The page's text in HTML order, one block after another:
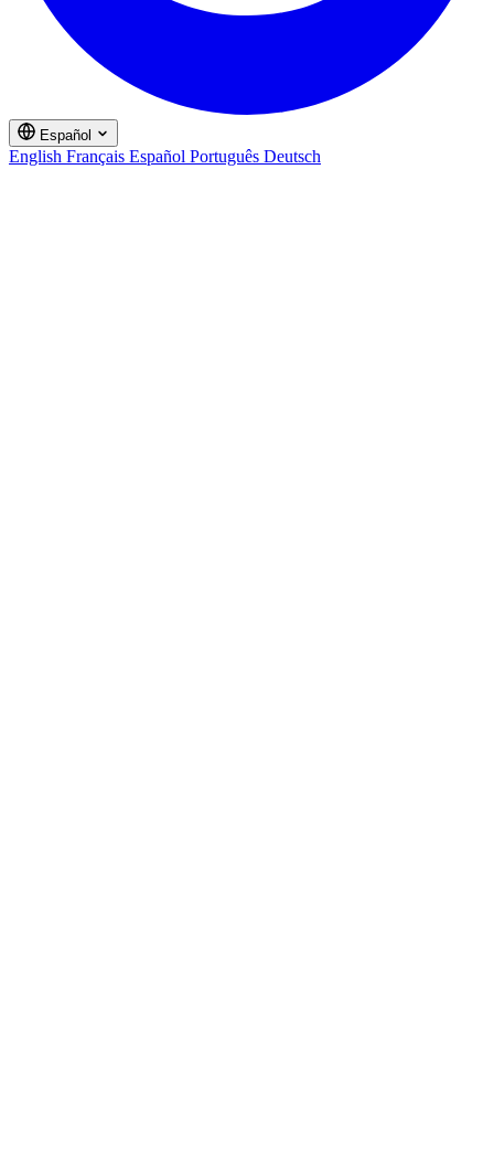
Español
English Français Español Português Deutsch